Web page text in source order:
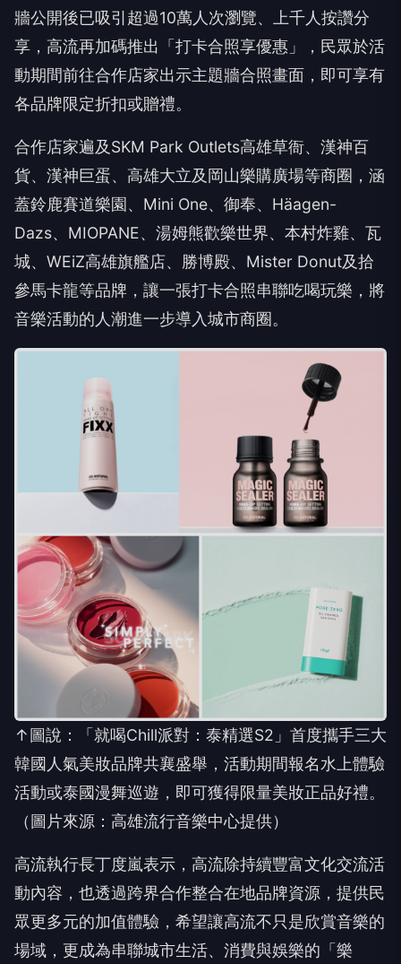
牆公開後已吸引超過10萬人次瀏覽、上千人按讚分
享，高流再加碼推出「打卡合照享優惠」，民眾於活
動期間前往合作店家出示主題牆合照畫面，即可享有
各品牌限定折扣或贈禮。
合作店家遍及SKM Park Outlets高雄草衙、漢神百
貨、漢神巨蛋、高雄大立及岡山樂購廣場等商圈，涵
蓋鈴鹿賽道樂園、Mini One、御奉、Häagen-
Dazs、MIOPANE、湯姆熊歡樂世界、本村炸雞、瓦
城、WEiZ高雄旗艦店、勝博殿、Mister Donut及拾
參馬卡龍等品牌，讓一張打卡合照串聯吃喝玩樂，將
音樂活動的人潮進一步導入城市商圈。
↑圖說：「就喝Chill派對：泰精選S2」首度攜手三大
韓國人氣美妝品牌共襄盛舉，活動期間報名水上體驗
活動或泰國漫舞巡遊，即可獲得限量美妝正品好禮。
（圖片來源：高雄流行音樂中心提供）
高流執行長丁度嵐表示，高流除持續豐富文化交流活
動內容，也透過跨界合作整合在地品牌資源，提供民
眾更多元的加值體驗，希望讓高流不只是欣賞音樂的
場域，更成為串聯城市生活、消費與娛樂的「樂